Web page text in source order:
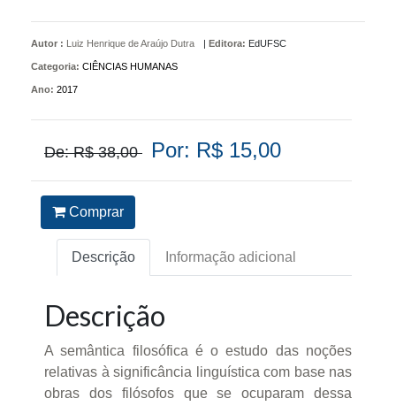
Autor : Luiz Henrique de Araújo Dutra | Editora: EdUFSC
Categoria: CIÊNCIAS HUMANAS
Ano: 2017
De: R$ 38,00 Por: R$ 15,00
Comprar
Descrição Informação adicional
Descrição
A semântica filosófica é o estudo das noções
relativas à significância linguística com base nas
obras dos filósofos que se ocuparam dessa